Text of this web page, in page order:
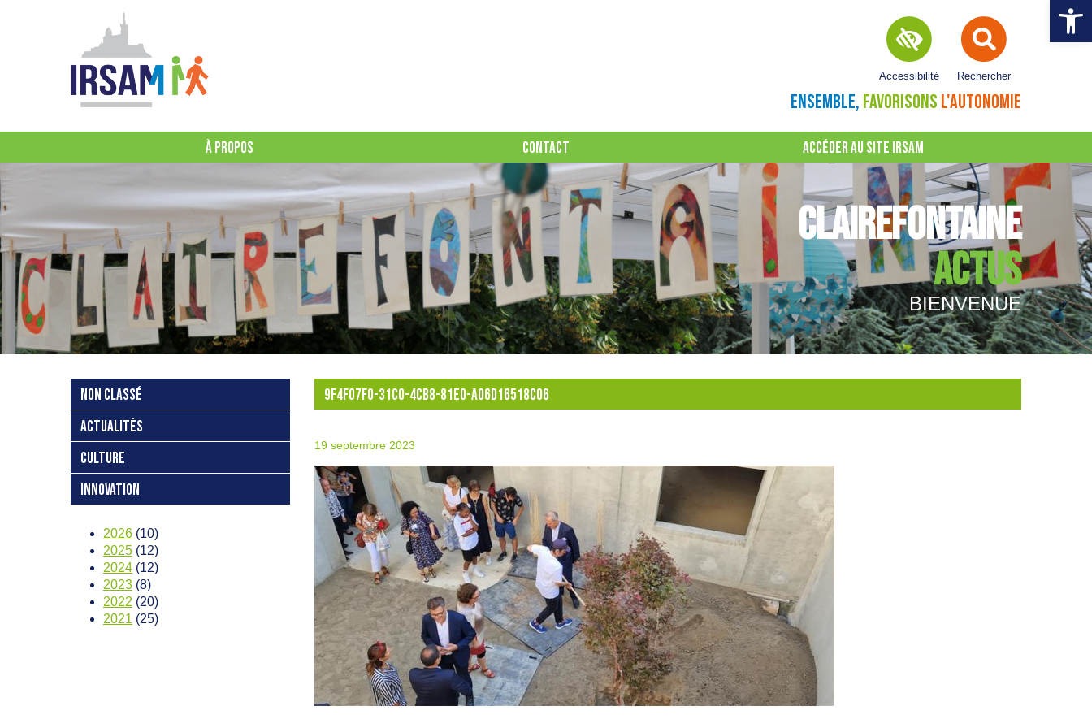
Ouvrir
Rechercher
Accessibilité
ENSEMBLE, FAVORISONS L'AUTONOMIE
À PROPOS CONTACT ACCÉDER AU SITE IRSAM
CLAIREFONTAINE
ACTUS
BIENVENUE
NON CLASSÉ
ACTUALITÉS
CULTURE
INNOVATION
2026 (10)
2025 (12)
2024 (12)
2023 (8)
2022 (20)
2021 (25)
9F4F07F0-31C0-4CB8-81E0-A06D16518C06
19 septembre 2023